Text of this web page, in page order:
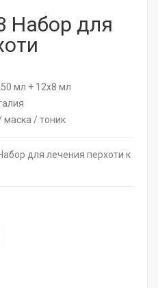
и тела
Набор для
мл + 12х8 мл
/ тоник
для лечения перхоти к